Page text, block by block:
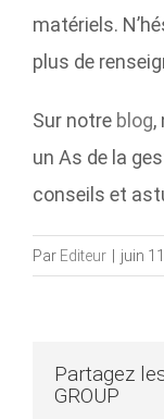
matériels.
plus de
Sur notre blog,
un As de la
conseils et
Par Editeur juin
Partagez
GROUP